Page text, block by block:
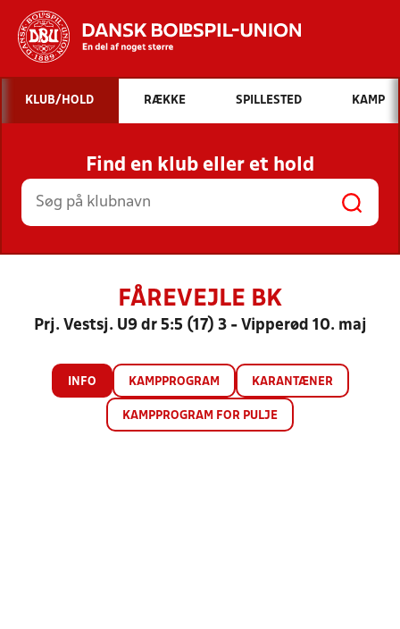
Hvad vil du søge efter?
INDHOLD OG NYHEDER
STILLINGER, RESULTATER, KLUBBER OG
HOLD
KLUB/HOLD RÆKKE SPILLESTED KAMP
Find en klub eller et hold
FÅREVEJLE BK
Prj. Vestsj. U9 dr 5:5 (17) 3 - Vipperød 10. maj
INFO KAMPPROGRAM KARANTÆNER
KAMPPROGRAM FOR PULJE